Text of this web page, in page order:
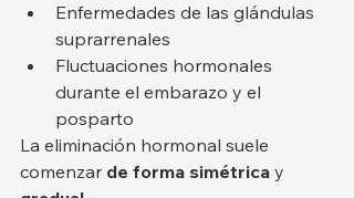
Enfermedades de las glándulas
suprarrenales
Fluctuaciones hormonales
durante el embarazo y el
posparto
La eliminación hormonal suele
comenzar de forma simétrica y